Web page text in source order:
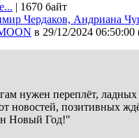
| 1670 байт
Чердаков, Андриана
в 29/12/2024 06:50:00
нужен переплёт, ладных
новостей, позитивных
Новый Год!"